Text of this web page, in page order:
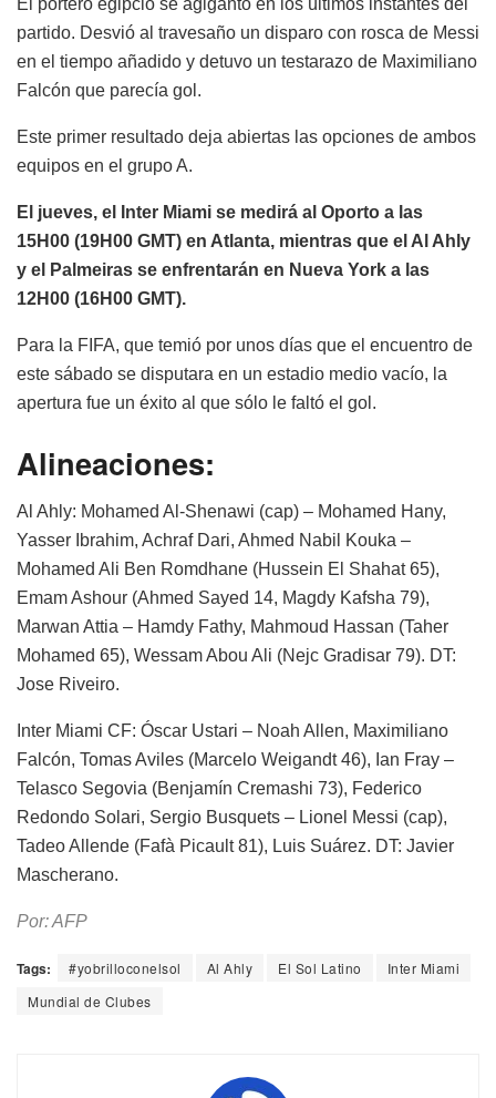
El portero egipcio se agigantó en los últimos instantes del
partido. Desvió al travesaño un disparo con rosca de Messi
en el tiempo añadido y detuvo un testarazo de Maximiliano
Falcón que parecía gol.
Este primer resultado deja abiertas las opciones de ambos
equipos en el grupo A.
El jueves, el Inter Miami se medirá al Oporto a las
15H00 (19H00 GMT) en Atlanta, mientras que el Al Ahly
y el Palmeiras se enfrentarán en Nueva York a las
12H00 (16H00 GMT).
Para la FIFA, que temió por unos días que el encuentro de
este sábado se disputara en un estadio medio vacío, la
apertura fue un éxito al que sólo le faltó el gol.
Alineaciones:
Al Ahly: Mohamed Al-Shenawi (cap) – Mohamed Hany,
Yasser Ibrahim, Achraf Dari, Ahmed Nabil Kouka –
Mohamed Ali Ben Romdhane (Hussein El Shahat 65),
Emam Ashour (Ahmed Sayed 14, Magdy Kafsha 79),
Marwan Attia – Hamdy Fathy, Mahmoud Hassan (Taher
Mohamed 65), Wessam Abou Ali (Nejc Gradisar 79). DT:
Jose Riveiro.
Inter Miami CF: Óscar Ustari – Noah Allen, Maximiliano
Falcón, Tomas Aviles (Marcelo Weigandt 46), Ian Fray –
Telasco Segovia (Benjamín Cremashi 73), Federico
Redondo Solari, Sergio Busquets – Lionel Messi (cap),
Tadeo Allende (Fafà Picault 81), Luis Suárez. DT: Javier
Mascherano.
Por: AFP
Tags: #yobrilloconelsol Al Ahly El Sol Latino
Inter Miami
Mundial de Clubes